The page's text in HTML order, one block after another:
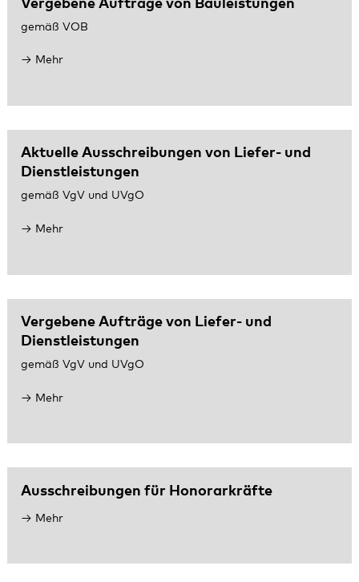
Vergebene Aufträge von Bauleistungen
gemäß VOB
Mehr
Aktuelle Ausschreibungen von Liefer- und
Dienstleistungen
gemäß VgV und UVgO
Mehr
Vergebene Aufträge von Liefer- und
Dienstleistungen
gemäß VgV und UVgO
Mehr
Ausschreibungen für Honorarkräfte
Mehr